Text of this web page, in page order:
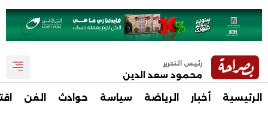
رئيس التحرير
محمود سعد الدين
الرئيسية أخبار الرياضة سياسة حوادث الفن